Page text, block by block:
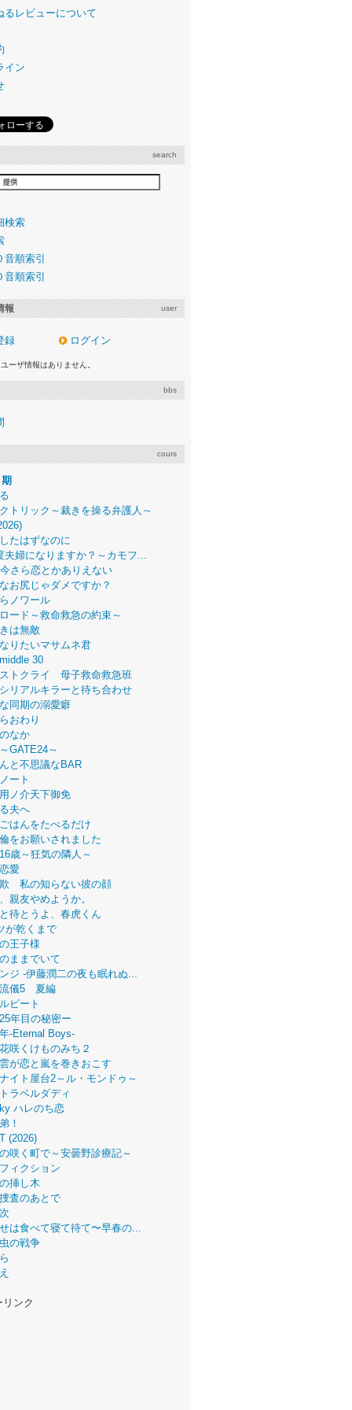
るレビューについて
イン
search
検索
順索引
順索引
報 user
録 ログイン
ーザ情報はありません。
bbs
cours
トリック～裁きを操る弁護人～
たはずなのに
夫婦になりますか？～カモフ...
さら恋とかありえない
お尻じゃダメですか？
ノワール
ード～救命救急の約束～
は無敵
りたいマサムネ君
30
トクライ 母子救命救急班
リアルキラーと待ち合わせ
同期の溺愛癖
おわり
なか
GATE24～
と不思議なBAR
ート
ノ介天下御免
夫へ
はんをたべるだけ
をお願いされました
歳～狂気の隣人～
愛
私の知らない彼の顔
親友やめようか。
待とうよ、春虎くん
が乾くまで
王子様
ままでいて
ジ -伊藤潤二の夜も眠れぬ...
儀5 夏編
ビート
年目の秘密ー
-Eternal Boys-
咲くけものみち２
が恋と嵐を巻きおこす
イト屋台2～ル・モンドゥ～
ラベルダディ
ハレのち恋
！
(2026)
咲く町で～安曇野診療記～
ィクション
挿し木
査のあとで
は食べて寝て待て〜早春の...
の戦争
ンク